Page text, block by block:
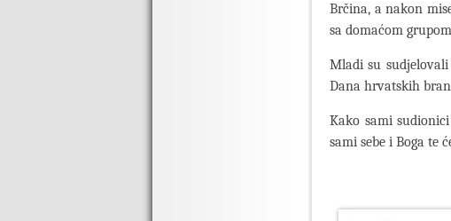
Brčina, a nakon
sa domaćom
Mladi su
Dana hrvatskih
Kako sami
sami sebe i Boga te